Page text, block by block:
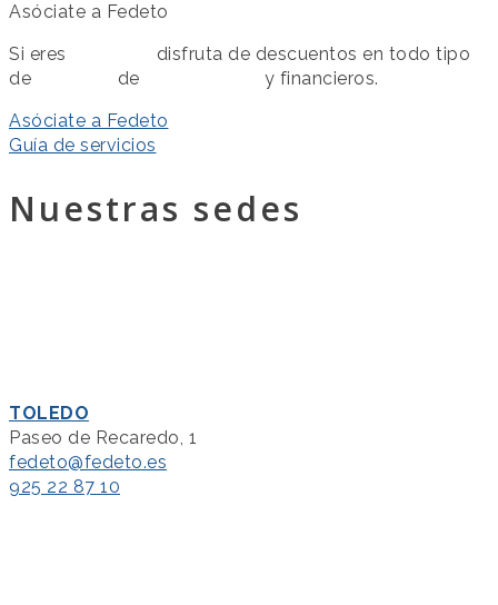
Asóciate a Fedeto
Si eres
disfruta de descuentos en todo tipo
de
de
y financieros.
Asóciate a Fedeto
Guía de servicios
Nuestras sedes
TOLEDO
Paseo de Recaredo, 1
fedeto@fedeto.es
925 22 87 10